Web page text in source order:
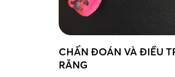
CHẨN ĐOÁN VÀ ĐIỀU
RĂNG